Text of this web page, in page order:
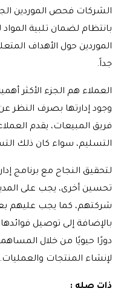
الشركات فحص الموردين
بانتظام لضمان تلبية
الموردين حول الأهداف
جداً.
العملاء هم الجزء الأكثر
وجود إدارتها بصرف النظر
فريق المبيعات، يقدم
التسليم، سواء كان ذلك
لتحقيق النجاح مع برنامج
تحسين أخرى، يجب على
شركتهم، كما يجب عليهم
بالإضافة إلى توصيل
دورًا حيويًا من خلال
لإنشاء المنتجات والعمليات.
ذات صله :